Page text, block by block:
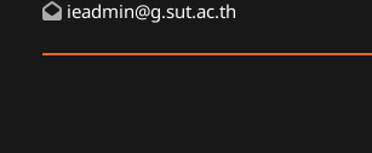
ieadmin@g.sut.ac.th